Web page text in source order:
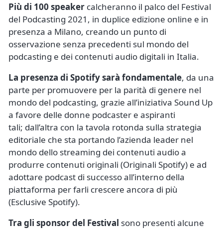
Più di 100 speaker calcheranno il palco del Festival
del Podcasting 2021, in duplice edizione online e in
presenza a Milano, creando un punto di
osservazione senza precedenti sul mondo del
podcasting e dei contenuti audio digitali in Italia.
La presenza di Spotify sarà fondamentale, da una
parte per promuovere per la parità di genere nel
mondo del podcasting, grazie all’iniziativa Sound Up
a favore delle donne podcaster e aspiranti
tali; dall’altra con la tavola rotonda sulla strategia
editoriale che sta portando l’azienda leader nel
mondo dello streaming dei contenuti audio a
produrre contenuti originali (Originali Spotify) e ad
adottare podcast di successo all’interno della
piattaforma per farli crescere ancora di più
(Esclusive Spotify).
Tra gli sponsor del Festival sono presenti alcune